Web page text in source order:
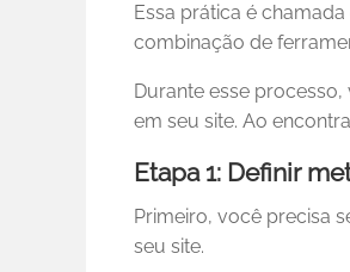
Essa prática é
combinação de
Durante esse
em seu site. Ao
Etapa 1: Definir
Primeiro, você precisa
seu site.